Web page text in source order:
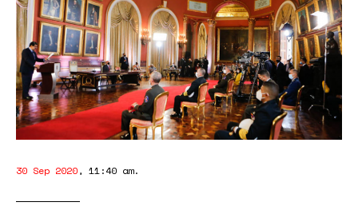
30 Sep 2020, 11:40 am.